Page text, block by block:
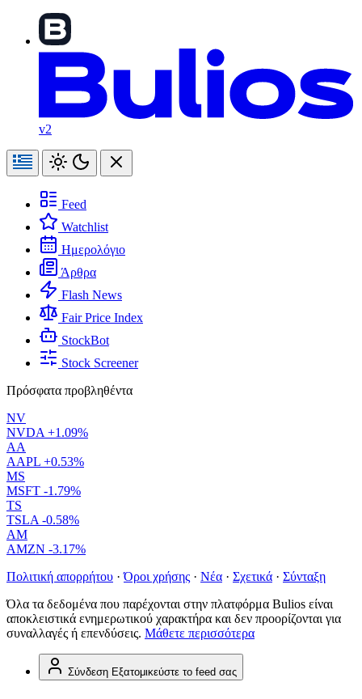
v2
Feed
Watchlist
Ημερολόγιο
Άρθρα
Flash News
Fair Price Index
StockBot
Stock Screener
Πρόσφατα προβληθέντα
NV
NVDA +1.09%
AA
AAPL +0.53%
MS
MSFT -1.79%
TS
TSLA -0.58%
AM
AMZN -3.17%
Πολιτική απορρήτου · Όροι χρήσης · Νέα · Σχετικά · Σύνταξη
Όλα τα δεδομένα που παρέχονται στην πλατφόρμα Bulios είναι
αποκλειστικά ενημερωτικού χαρακτήρα και δεν προορίζονται για
συναλλαγές ή επενδύσεις. Μάθετε περισσότερα
Σύνδεση Εξατομικεύστε το feed σας